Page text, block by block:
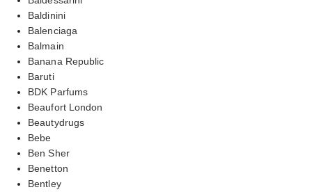
Baldinini
Balenciaga
Balmain
Banana Republic
Baruti
BDK Parfums
Beaufort London
Beautydrugs
Bebe
Ben Sher
Benetton
Bentley